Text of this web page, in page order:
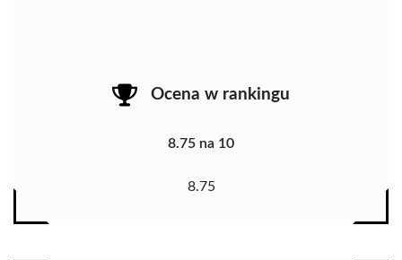
Ocena w rankingu
8.75 na 10
8.75